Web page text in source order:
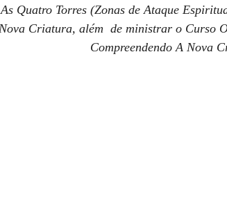
Quatro Torres (Zonas de Ataque
Criatura, além  de ministrar o Curso
Compreendendo A Nova